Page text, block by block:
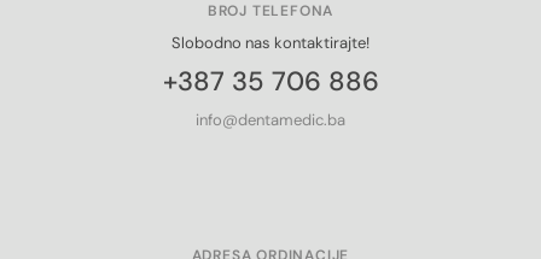
BROJ TELEFONA
Slobodno nas kontaktirajte!
+387 35 706 886
info@dentamedic.ba